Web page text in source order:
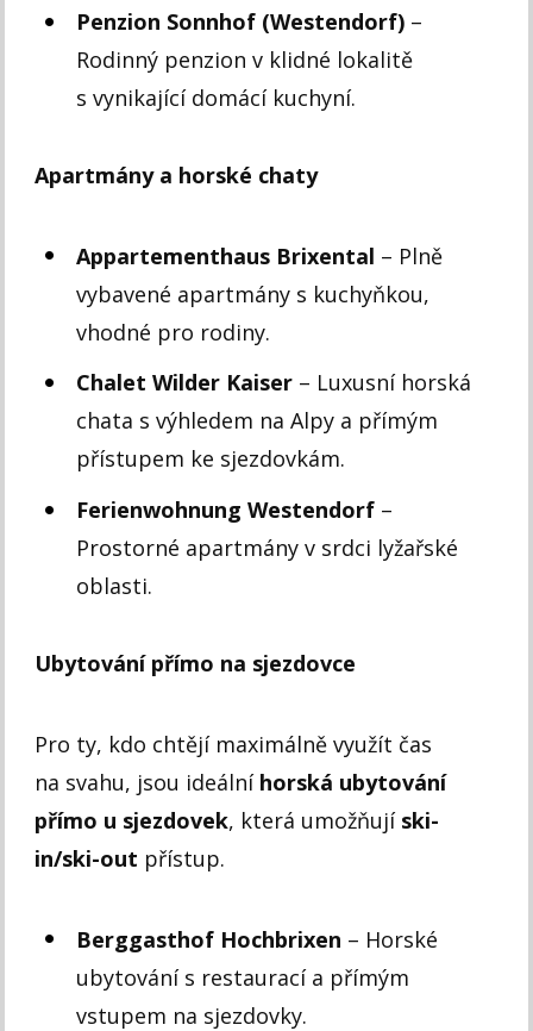
Penzion Sonnhof (Westendorf) –
Rodinný penzion v klidné lokalitě
s vynikající domácí kuchyní.
Apartmány a horské chaty
Appartementhaus Brixental – Plně
vybavené apartmány s kuchyňkou,
vhodné pro rodiny.
Chalet Wilder Kaiser – Luxusní horská
chata s výhledem na Alpy a přímým
přístupem ke sjezdovkám.
Ferienwohnung Westendorf –
Prostorné apartmány v srdci lyžařské
oblasti.
Ubytování přímo na sjezdovce
Pro ty, kdo chtějí maximálně využít čas
na svahu, jsou ideální horská ubytování
přímo u sjezdovek, která umožňují ski-
in/ski-out přístup.
Berggasthof Hochbrixen – Horské
ubytování s restaurací a přímým
vstupem na sjezdovky.